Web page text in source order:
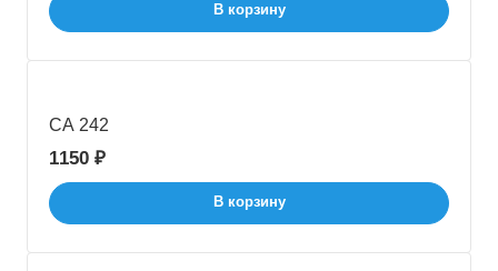
В корзину
CA 242
1150 ₽
В корзину